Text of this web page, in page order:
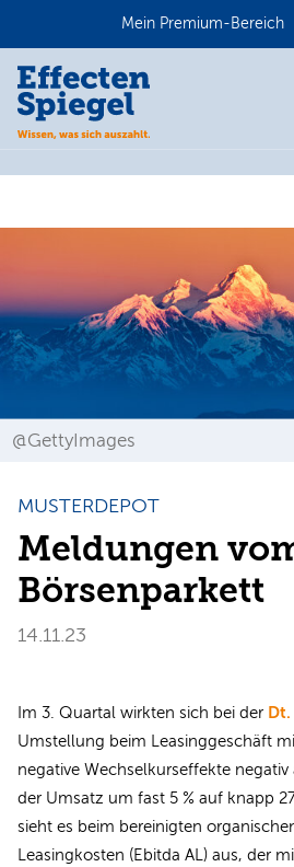
Mein Premium-Bereich
@GettyImages
MUSTERDEPOT
Meldungen
Börsenparkett
14.11.23
Im 3. Quartal wirkten sich bei der Dt.
Umstellung beim Leasinggeschäft
negative Wechselkurseffekte
der Umsatz um fast 5 % auf knapp
sieht es beim bereinigten
Leasingkosten (Ebitda AL) aus, der
Anmelden